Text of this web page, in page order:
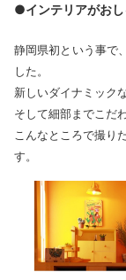
●インテリアがお
静岡県初という事で
した。
新しいダイナミック
そして細部までこだ
こんなところで撮り
す。